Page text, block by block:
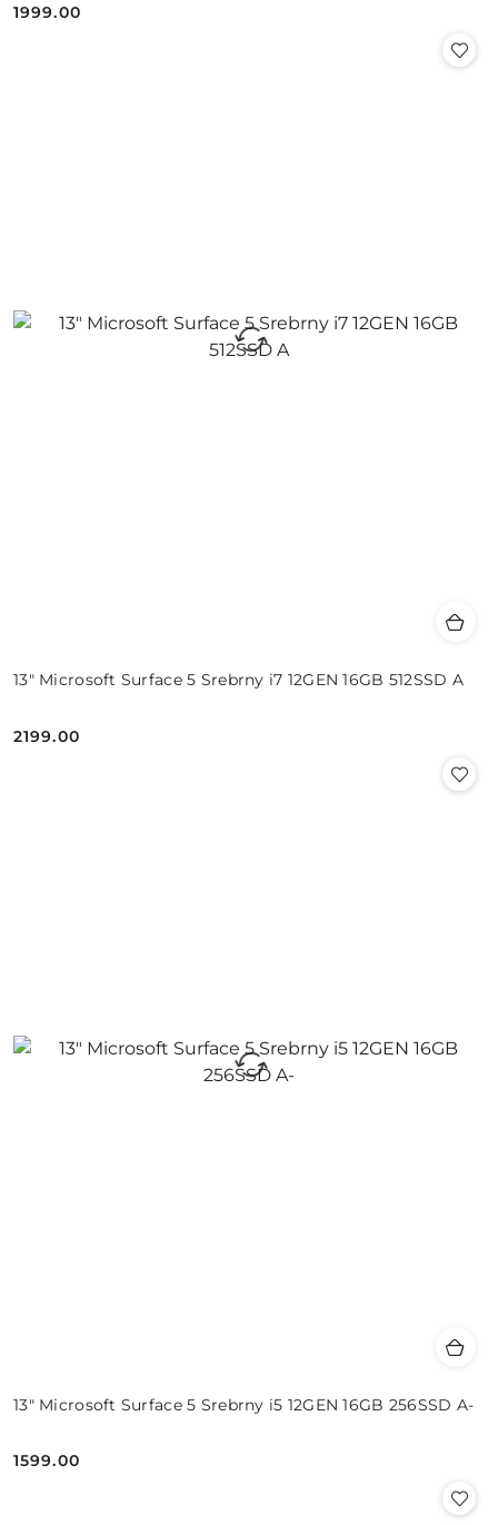
Cena:
1999.00
13" Microsoft Surface 5 Srebrny i7 12GEN 16GB 512SSD A
Cena:
2199.00
13" Microsoft Surface 5 Srebrny i5 12GEN 16GB 256SSD A-
Cena:
1599.00